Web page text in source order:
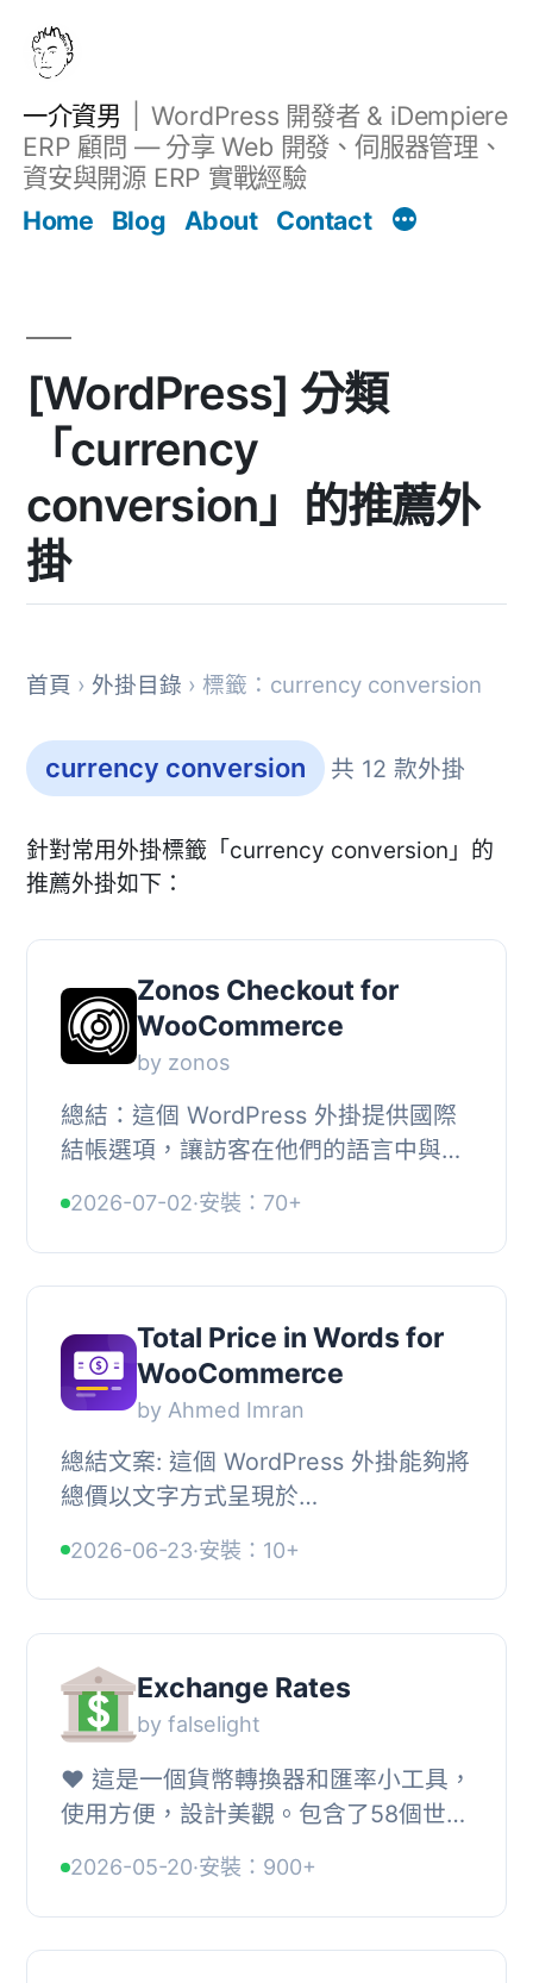
一介資男
WordPress 開發者 & iDempiere
ERP 顧問 — 分享 Web 開發、伺服器管理、
資安與開源 ERP 實戰經驗
Home
Blog About Contact
[WordPress] 分類
「currency
conversion」的推薦外
掛
首頁 › 外掛目錄 › 標籤：currency conversion
currency conversion 共 12 款外掛
針對常用外掛標籤「currency conversion」的
推薦外掛如下：
Zonos Checkout for
WooCommerce
by zonos
總結：這個 WordPress 外掛提供國際
結帳選項，讓訪客在他們的語言中與他
接 WooCommerce 和 Zonos 平台，讓
訪客可以輕鬆購...
2026-07-02·安裝：70+
Total Price in Words for
WooCommerce
by Ahmed Imran
總結文案: 這個 WordPress 外掛能夠將
總價以文字方式呈現於
括提升客戶體驗、增加信任度與可靠
性、提升可及性，以及可自訂呈...
2026-06-23·安裝：10+
Exchange Rates
by falselight
❤️‍ 這是一個貨幣轉換器和匯率小工具，
使用方便，設計美觀。包含了58個世界
大的即時貨幣轉換器和匯率小工具，適
用於您的...
2026-05-20·安裝：900+
文章 Filter